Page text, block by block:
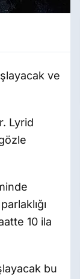
ve
Lyrid
10 ila
bu